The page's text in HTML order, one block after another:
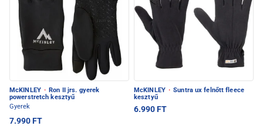
McKINLEY · Ron II jrs. gyerek
powerstretch kesztyű
Gyerek
7.990 FT
McKINLEY · Suntra ux felnőtt fleece
kesztyű
6.990 FT